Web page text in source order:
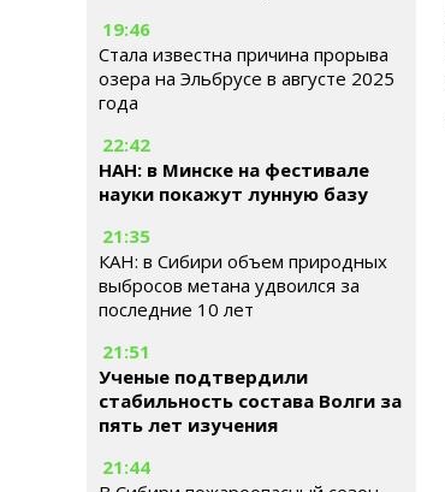
19:46
Стала известна причина прорыва
озера на Эльбрусе в августе 2025
года
22:42
НАН: в Минске на фестивале
науки покажут лунную базу
21:35
КАН: в Сибири объем природных
выбросов метана удвоился за
последние 10 лет
21:51
Ученые подтвердили
стабильность состава Волги за
пять лет изучения
21:44